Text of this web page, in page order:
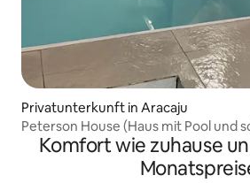
Privatunterkunft in Aracaju
Peterson House (Haus mit Pool und
Komfort wie zuhause